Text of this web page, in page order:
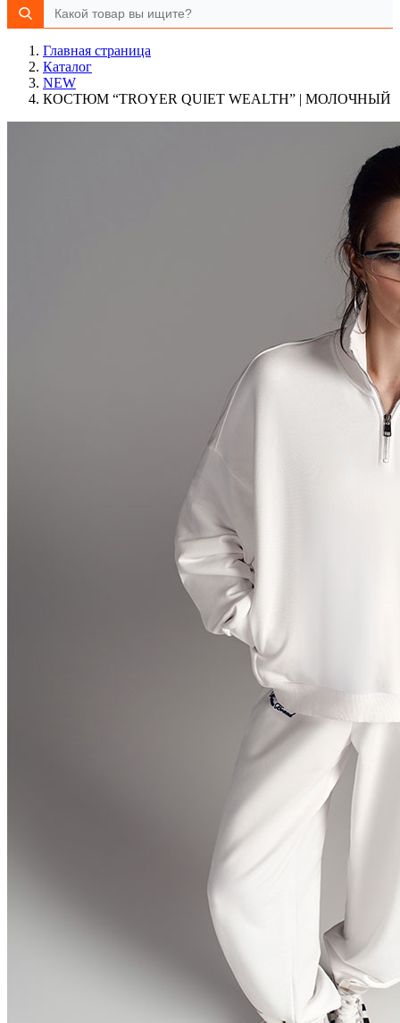
Главная страница
Каталог
NEW
КОСТЮМ “TROYER QUIET WEALTH” | МОЛОЧНЫЙ